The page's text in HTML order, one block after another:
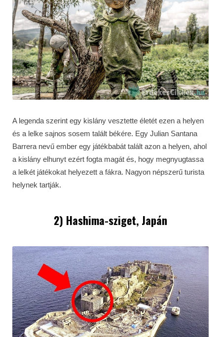
A legenda szerint egy kislány vesztette életét ezen a helyen
és a lelke sajnos sosem talált békére. Egy Julian Santana
Barrera nevű ember egy játékbabát talált azon a helyen, ahol
a kislány elhunyt ezért fogta magát és, hogy megnyugtassa
a lelkét játékokat helyezett a fákra. Nagyon népszerű turista
helynek tartják.
2) Hashima-sziget, Japán